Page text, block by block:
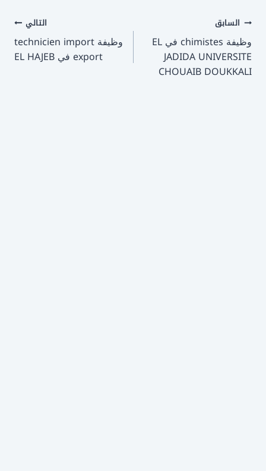
تصفّح
المقالات
السابق
وظيفة chimistes في EL
JADIDA UNIVERSITE
CHOUAIB DOUKKALI
التالي
وظيفة technicien import
export في EL HAJEB